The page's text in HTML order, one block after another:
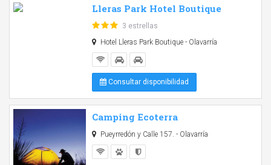
Lleras Park Hotel Boutique
3 estrellas
Hotel Lleras Park Boutique - Olavarría
Consultar disponibilidad
Camping Ecoterra
Pueyrredón y Calle 157. - Olavarría